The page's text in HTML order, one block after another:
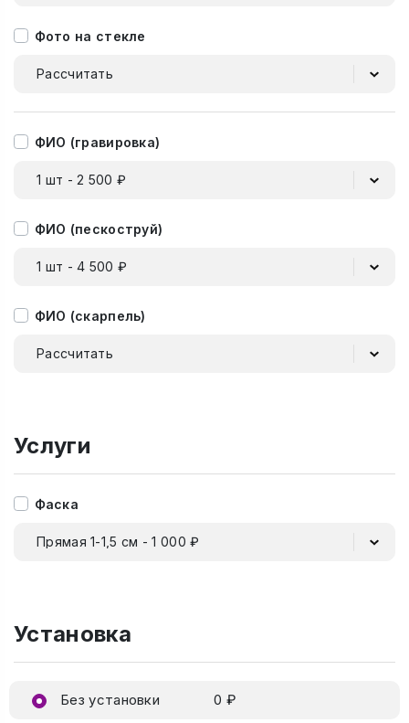
Фото на стекле
Рассчитать
ФИО (гравировка)
1 шт - 2 500 ₽
ФИО (пескоструй)
1 шт - 4 500 ₽
ФИО (скарпель)
Рассчитать
Услуги
Фаска
Прямая 1-1,5 см - 1 000 ₽
Установка
Без установки 0 ₽